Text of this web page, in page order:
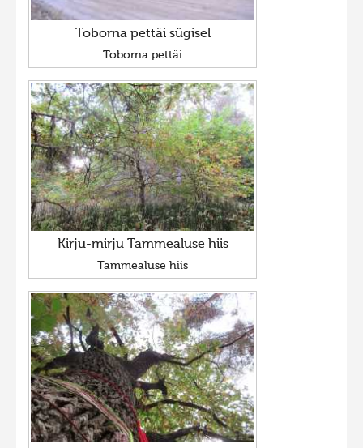
Toborna pettäi sügisel
Toborna pettäi
Kirju-mirju Tammealuse hiis
Tammealuse hiis